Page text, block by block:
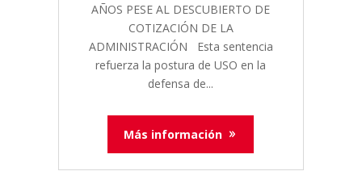
AÑOS PESE AL DESCUBIERTO DE
COTIZACIÓN DE LA
ADMINISTRACIÓN Esta sentencia
refuerza la postura de USO en la
defensa de...
Más información